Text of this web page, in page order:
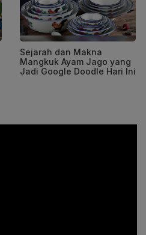
Sejarah dan Makna
Mangkuk Ayam Jago yang
Jadi Google Doodle Hari Ini